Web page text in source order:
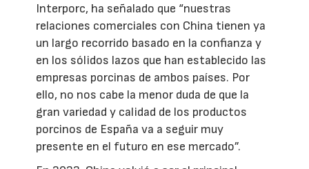
Interporc, ha señalado que “nuestras
relaciones comerciales con China tienen ya
un largo recorrido basado en la confianza y
en los sólidos lazos que han establecido las
empresas porcinas de ambos países. Por
ello, no nos cabe la menor duda de que la
gran variedad y calidad de los productos
porcinos de España va a seguir muy
presente en el futuro en ese mercado”.